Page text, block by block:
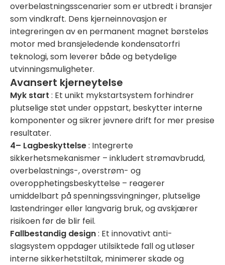
overbelastningsscenarier som er utbredt i bransjer
som vindkraft. Dens kjerneinnovasjon er
integreringen av en permanent magnet børsteløs
motor med bransjeledende kondensatorfri
teknologi, som leverer både og betydelige
utvinningsmuligheter.
Avansert kjerneytelse
Myk start : Et unikt mykstartsystem forhindrer
plutselige støt under oppstart, beskytter interne
komponenter og sikrer jevnere drift for mer presise
resultater.
4– Lagbeskyttelse: Integrerte
sikkerhetsmekanismer – inkludert strømavbrudd,
overbelastnings-, overstrøm- og
overopphetingsbeskyttelse – reagerer
umiddelbart på spenningssvingninger, plutselige
lastendringer eller langvarig bruk, og avskjærer
risikoen før de blir feil.
Fallbestandig design: Et innovativt anti-
slagsystem oppdager utilsiktede fall og utløser
interne sikkerhetstiltak, minimerer skade og